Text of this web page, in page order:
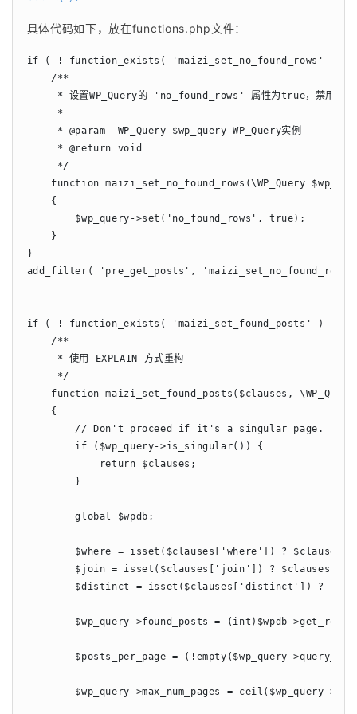
具体代码如下，放在functions.php文件：
if ( ! function_exists( 'maizi_set_no_found_rows' ) )
    /**
* 设置WP_Query的 'no_found_rows' 属性为true，禁用
     *
     * @param  WP_Query $wp_query WP_Query实例
     * @return void
     */
function maizi_set_no_found_rows(\WP_Query
    {
        $wp_query->set('no_found_rows', true);
    }
}
add_filter( 'pre_get_posts',
if ( ! function_exists( 'maizi_set_found_posts' ) ) {
    /**
     * 使用 EXPLAIN 方式重构
     */
function maizi_set_found_posts($clauses,
    {
        // Don't proceed if it's a singular page.
        if ($wp_query->is_singular()) {
            return $clauses;
        }
        global $wpdb;
$where = isset($clauses['where']) ?
$join = isset($clauses['join']) ?
$distinct = isset($clauses['distinct']) ?
$wp_query->found_posts = (int)$wpdb-
$posts_per_page = (!empty($wp_query-
$wp_query->max_num_pages = ceil($wp_query-